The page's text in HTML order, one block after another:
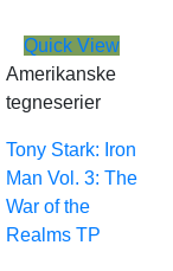
Quick View
Amerikanske
tegneserier
Tony Stark: Iron
Man Vol. 3: The
War of the
Realms TP